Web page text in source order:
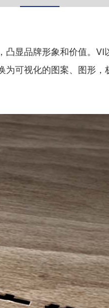
显品牌形象和价值。 VI
可视化的图案、图形